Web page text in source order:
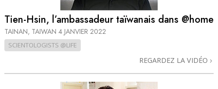
Tien-Hsin, l’ambassadeur taïwanais dans @home
TAINAN, TAIWAN 4 JANVIER 2022
SCIENTOLOGISTS @LIFE
REGARDEZ LA VIDÉO